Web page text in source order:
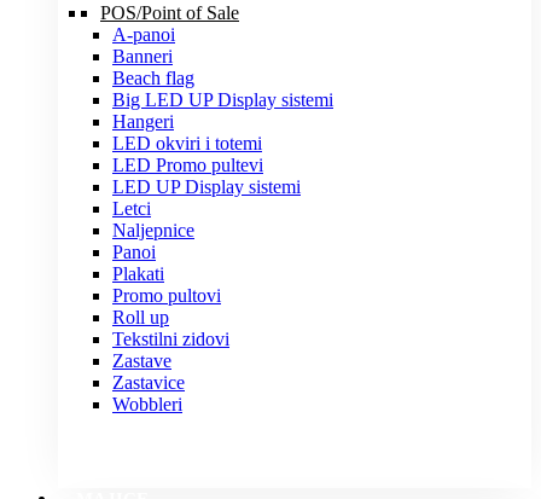
POS/Point of Sale
A-panoi
Banneri
Beach flag
Big LED UP Display sistemi
Hangeri
LED okviri i totemi
LED Promo pultevi
LED UP Display sistemi
Letci
Naljepnice
Panoi
Plakati
Promo pultovi
Roll up
Tekstilni zidovi
Zastave
Zastavice
Wobbleri